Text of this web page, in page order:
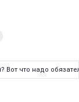
Вот что надо